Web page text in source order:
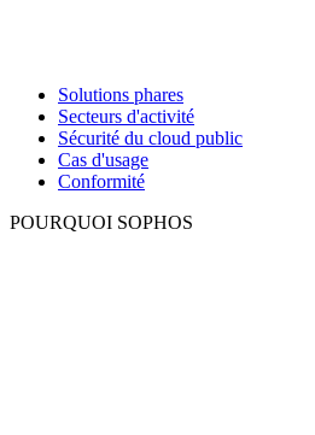
Solutions phares
Secteurs d'activité
Sécurité du cloud public
Cas d'usage
Conformité
POURQUOI SOPHOS